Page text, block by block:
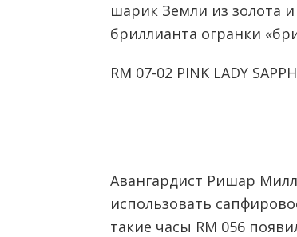
шарик Земли из золота
бриллианта огранки
RM 07-02 PINK LADY
Авангардист Ришар
использовать
такие часы RM 056